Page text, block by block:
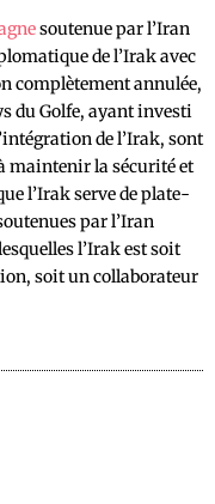
soutenue par l’Iran
de l’Irak avec
complètement annulée,
du Golfe, ayant investi
de l’Irak, sont
maintenir la sécurité et
l’Irak serve de plate-
par l’Iran
l’Irak est soit
soit un collaborateur